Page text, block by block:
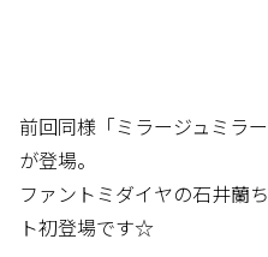
前回同様「ミラージュミラ
が登場。
ファントミダイヤの石井蘭
ト初登場です☆